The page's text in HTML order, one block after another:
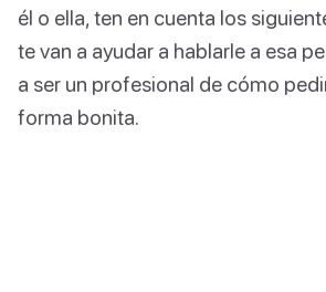
él o ella, ten en cuenta los
te van a ayudar a hablarle a esa
a ser un profesional de cómo
forma bonita.